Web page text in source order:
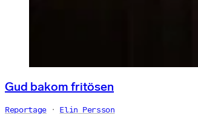
Gud bakom fritösen
Reportage Elin Persson